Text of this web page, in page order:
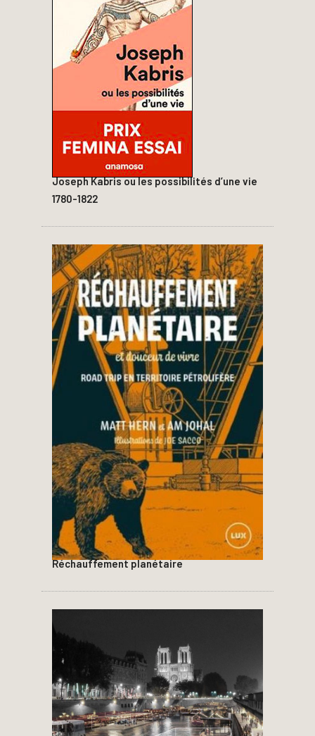
Joseph Kabris ou les possibilités d’une vie
1780-1822
Réchauffement planétaire